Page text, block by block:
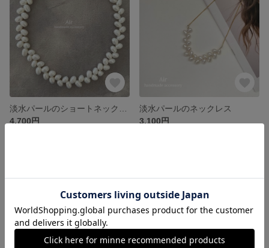
4,700円
淡水パールのネックレス
3,100円